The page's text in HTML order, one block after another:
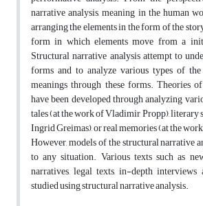
narrative analysis, meaning in the human
arranging the elements in the form of the
form in which elements move from a
Structural narrative analysis attempt to
forms and to analyze various types of
meanings through these forms. Theories
have been developed through analyzing
tales (at the work of Vladimir Propp), literary
Ingrid Greimas), or real memories (at the
However, models of the structural narrative
to any situation. Various texts such as
narratives, legal texts, in-depth
studied using structural narrative analysis.